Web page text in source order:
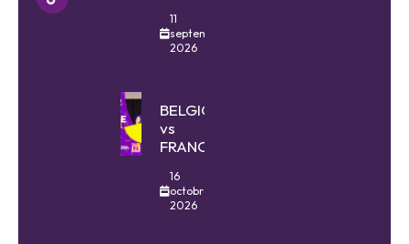
11
septembre
2026
BELGIQUE
vs
FRANCE
16
octobre
2026